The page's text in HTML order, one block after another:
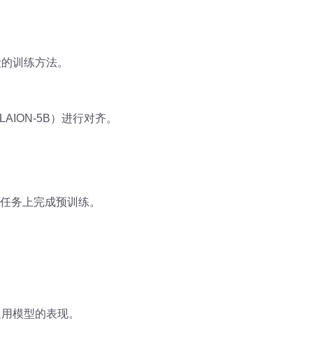
训练方法。
5B）进行对齐。
务上完成预训练。
模型的表现。